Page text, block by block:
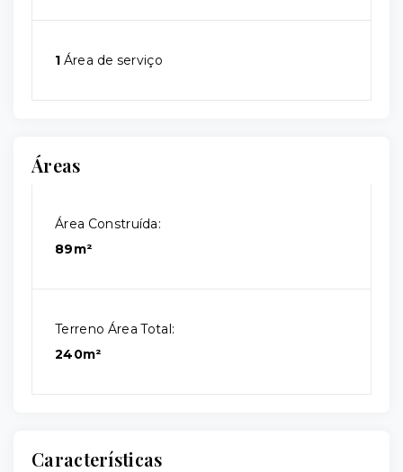
1 Área de serviço
Áreas
Área Construída:
89m²
Terreno Área Total:
240m²
Características